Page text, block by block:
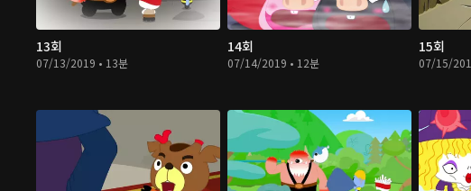
13회
07/13/2019 • 13분
14회
07/14/2019 • 12분
15회
07/15/